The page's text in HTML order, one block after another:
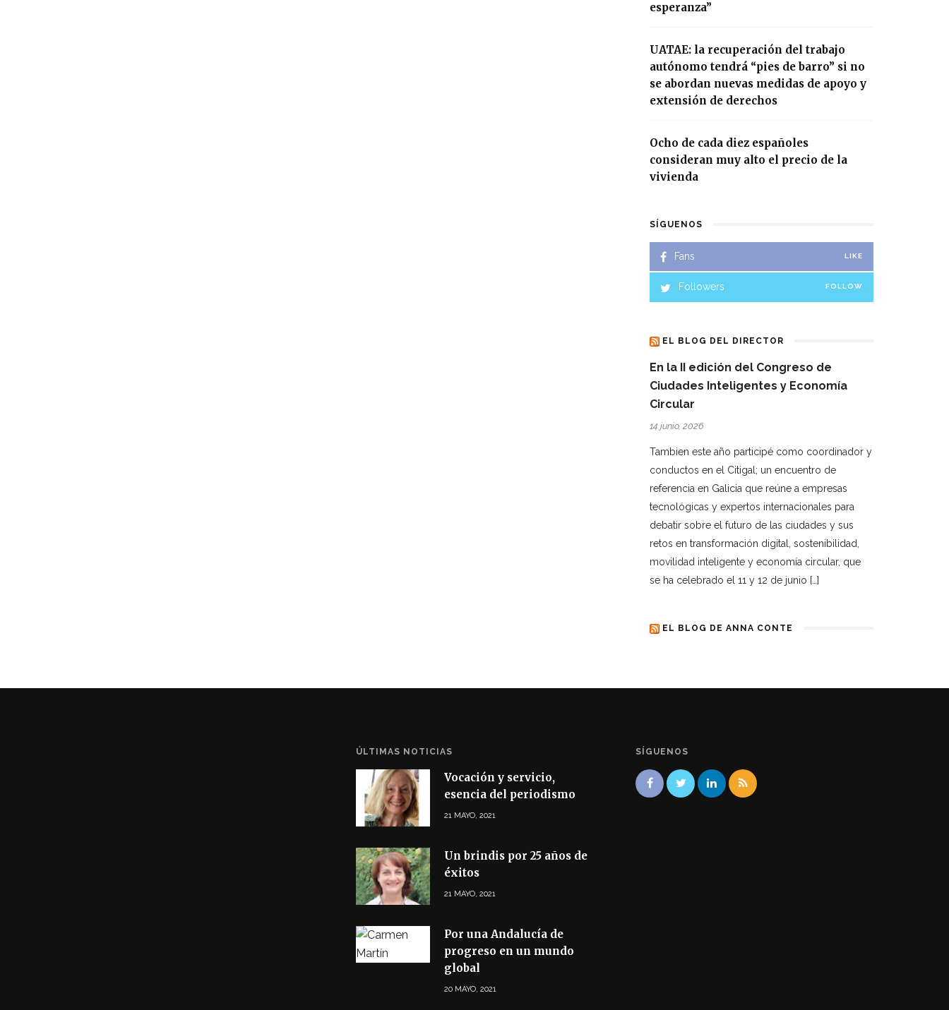
esperanza”
UATAE: la recuperación del trabajo
autónomo tendrá “pies de barro” si no
se abordan nuevas medidas de apoyo y
extensión de derechos
Ocho de cada diez españoles
consideran muy alto el precio de la
vivienda
SÍGUENOS
Fans LIKE
Followers FOLLOW
EL BLOG DEL DIRECTOR
En la II edición del Congreso de
Ciudades Inteligentes y Economía
Circular
14 junio, 2026
Tambien este año participé como coordinador y
conductos en el Citigal; un encuentro de
referencia en Galicia que reúne a empresas
tecnológicas y expertos internacionales para
debatir sobre el futuro de las ciudades y sus
retos en transformación digital, sostenibilidad,
movilidad inteligente y economía circular, que
se ha celebrado el 11 y 12 de junio […]
EL BLOG DE ANNA CONTE
ÚLTIMAS NOTICIAS
Vocación y servicio,
esencia del periodismo
21 MAYO, 2021
Un brindis por 25 años de
éxitos
21 MAYO, 2021
Por una Andalucía de
progreso en un mundo
global
20 MAYO, 2021
SÍGUENOS